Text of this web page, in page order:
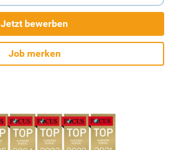
Jetzt bewerben
Job merken